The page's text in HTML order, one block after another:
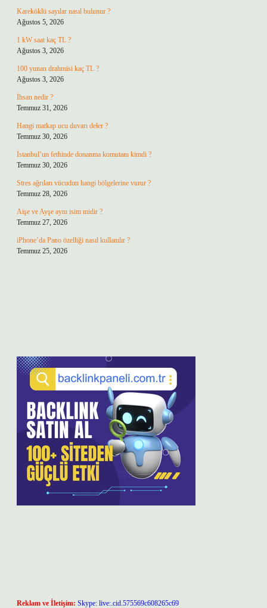
Kareköklü sayılar nasıl bulunur ?
Ağustos 5, 2026
1 kW saat kaç TL ?
Ağustos 3, 2026
100 yunan drahmisi kaç TL ?
Ağustos 3, 2026
İhsan nedir ?
Temmuz 31, 2026
Hangi matkap ucu duvarı deler ?
Temmuz 30, 2026
İstanbul’un fethinde donanma komutanı kimdi ?
Temmuz 30, 2026
Stres ağrıları vücudun hangi bölgelerine vurur ?
Temmuz 28, 2026
Aişe ve Ayşe aynı isim midir ?
Temmuz 27, 2026
iPhone’da Pano özelliği nasıl kullanılır ?
Temmuz 25, 2026
Reklam ve İletişim: Skype: live:.cid.575569c608265c69